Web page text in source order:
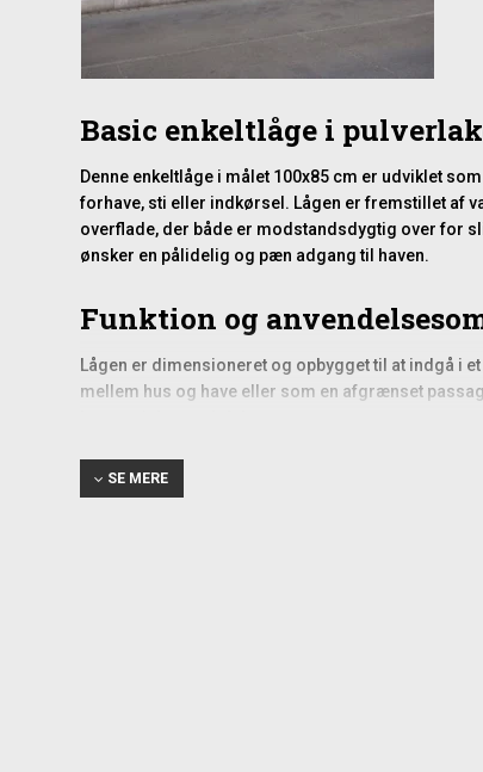
Basic enkeltlåge i
Denne enkeltlåge i målet 100x85 cm er udviklet
forhave, sti eller indkørsel. Lågen er fremstillet af
overflade, der både er modstandsdygtig over for
ønsker en pålidelig og pæn adgang til haven.
Funktion og
Lågen er dimensioneret og opbygget til at indgå i
mellem hus og have eller som en afgrænset
mellem private og offentlige arealer. Den bruges
Lågen er opbygget omkring en rammeprofil på
lukning. De varmgalvaniserede stålelementer er
SE MERE